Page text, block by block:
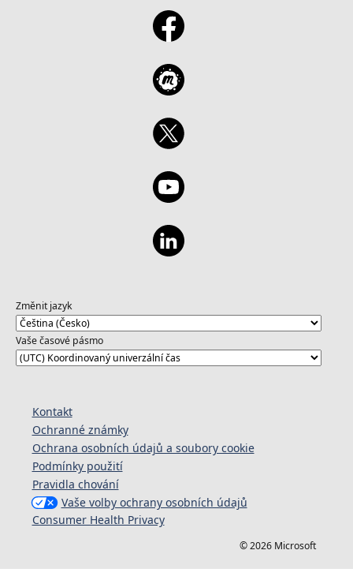
Změnit jazyk
Vaše časové pásmo
Kontakt
Ochranné známky
Ochrana osobních údajů a soubory cookie
Podmínky použití
Pravidla chování
Vaše volby ochrany osobních údajů
Consumer Health Privacy
© 2026 Microsoft